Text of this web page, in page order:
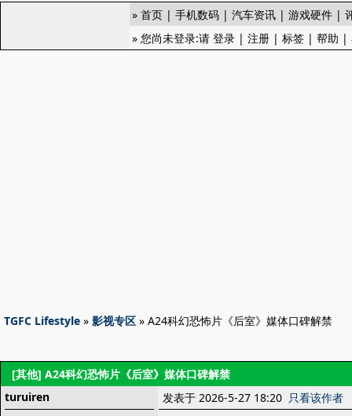
» 首页 | 手机数码 | 汽车资讯 | 游戏硬件 |
» 您尚未登录:请 登录 | 注册 | 标签 | 帮助 |
TGFC Lifestyle » 影视专区 » A24科幻恐怖片《后室》媒体口碑解禁
[其他] A24科幻恐怖片《后室》媒体口碑解禁
turuiren
发表于 2026-5-27 18:20 只看该作者